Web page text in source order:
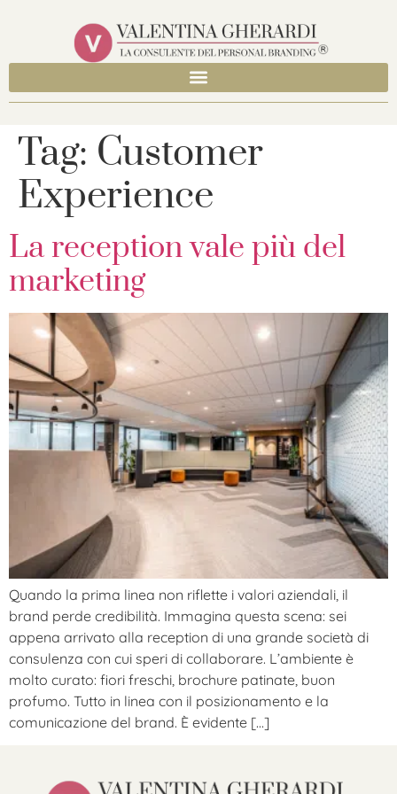
Tag: Customer
Experience
La reception vale più del
marketing
Quando la prima linea non riflette i valori aziendali, il
brand perde credibilità. Immagina questa scena: sei
appena arrivato alla reception di una grande società di
consulenza con cui speri di collaborare. L’ambiente è
molto curato: fiori freschi, brochure patinate, buon
profumo. Tutto in linea con il posizionamento e la
comunicazione del brand. È evidente […]